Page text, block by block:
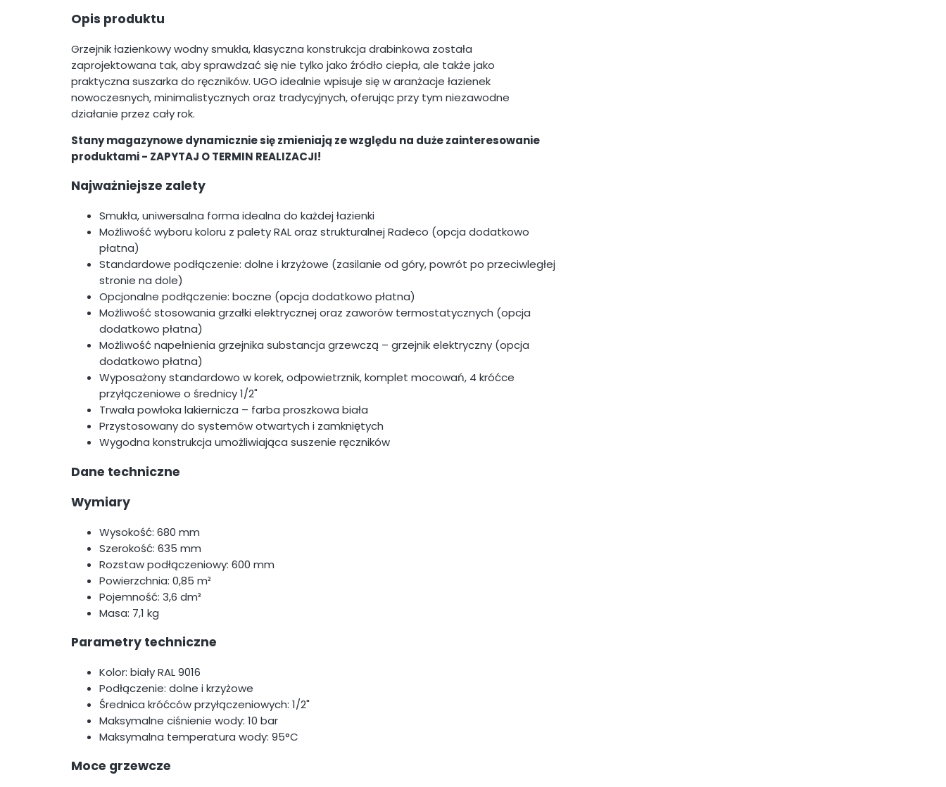
Opis produktu
Grzejnik łazienkowy wodny smukła, klasyczna konstrukcja drabinkowa została
zaprojektowana tak, aby sprawdzać się nie tylko jako źródło ciepła, ale także jako
praktyczna suszarka do ręczników. UGO idealnie wpisuje się w aranżacje łazienek
nowoczesnych, minimalistycznych oraz tradycyjnych, oferując przy tym niezawodne
działanie przez cały rok.
Stany magazynowe dynamicznie się zmieniają ze względu na duże zainteresowanie
produktami - ZAPYTAJ O TERMIN REALIZACJI!
Najważniejsze zalety
Smukła, uniwersalna forma idealna do każdej łazienki
Możliwość wyboru koloru z palety RAL oraz strukturalnej Radeco (opcja dodatkowo
płatna)
Standardowe podłączenie: dolne i krzyżowe (zasilanie od góry, powrót po przeciwległej
stronie na dole)
Opcjonalne podłączenie: boczne (opcja dodatkowo płatna)
Możliwość stosowania grzałki elektrycznej oraz zaworów termostatycznych (opcja
dodatkowo płatna)
Możliwość napełnienia grzejnika substancja grzewczą – grzejnik elektryczny (opcja
dodatkowo płatna)
Wyposażony standardowo w korek, odpowietrznik, komplet mocowań, 4 króćce
przyłączeniowe o średnicy 1/2"
Trwała powłoka lakiernicza – farba proszkowa biała
Przystosowany do systemów otwartych i zamkniętych
Wygodna konstrukcja umożliwiająca suszenie ręczników
Dane techniczne
Wymiary
Wysokość: 680 mm
Szerokość: 635 mm
Rozstaw podłączeniowy: 600 mm
Powierzchnia: 0,85 m²
Pojemność: 3,6 dm³
Masa: 7,1 kg
Parametry techniczne
Kolor: biały RAL 9016
Podłączenie: dolne i krzyżowe
Średnica króćców przyłączeniowych: 1/2"
Maksymalne ciśnienie wody: 10 bar
Maksymalna temperatura wody: 95°C
Moce grzewcze